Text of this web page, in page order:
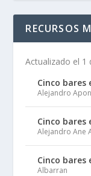
RECURSOS
Actualizado el 1
Cinco bares
Alejandro
Cinco bares
Alejandro Ane
Cinco bares
Albarran